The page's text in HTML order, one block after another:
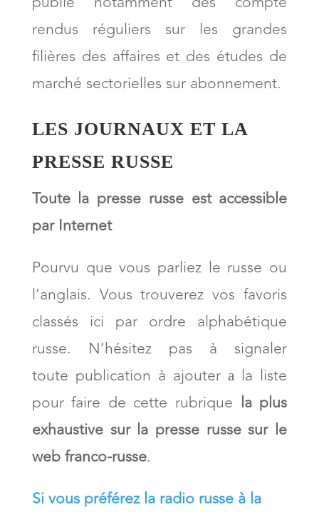
rendus réguliers sur les grandes
filières des affaires et des études de
marché sectorielles sur abonnement.
LES JOURNAUX ET LA
PRESSE RUSSE
Toute la presse russe est accessible
par Internet
Pourvu que vous parliez le russe ou
l’anglais. Vous trouverez vos favoris
classés ici par ordre alphabétique
russe. N’hésitez pas à signaler
toute publication à ajouter а la liste
pour faire de cette rubrique la plus
exhaustive sur la presse russe sur le
web franco-russe.
Si vous préférez la radio russe à la